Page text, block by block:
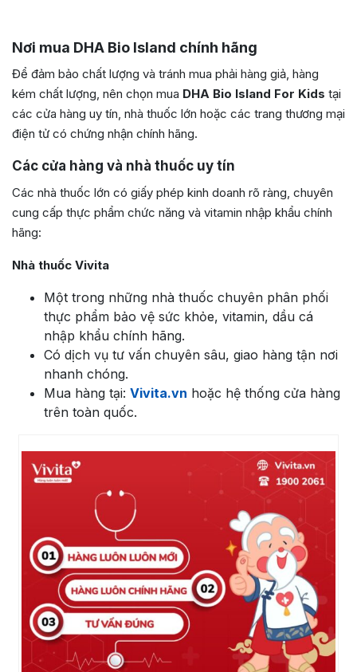
Nơi mua DHA Bio Island chính hãng
Để đảm bảo chất lượng và tránh mua phải hàng giả, hàng
kém chất lượng, nên chọn mua DHA Bio Island For Kids tại
các cửa hàng uy tín, nhà thuốc lớn hoặc các trang thương mại
điện tử có chứng nhận chính hãng.
Các cửa hàng và nhà thuốc uy tín
Các nhà thuốc lớn có giấy phép kinh doanh rõ ràng, chuyên
cung cấp thực phẩm chức năng và vitamin nhập khẩu chính
hãng:
Nhà thuốc Vivita
Một trong những nhà thuốc chuyên phân phối
thực phẩm bảo vệ sức khỏe, vitamin, dầu cá
nhập khẩu chính hãng.
Có dịch vụ tư vấn chuyên sâu, giao hàng tận nơi
nhanh chóng.
Mua hàng tại: Vivita.vn hoặc hệ thống cửa hàng
trên toàn quốc.